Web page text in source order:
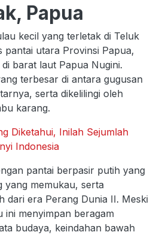
Papua
kecil yang terletak di Teluk
pantai utara Provinsi Papua,
barat laut Papua Nugini.
terbesar di antara gugusan
serta dikelilingi oleh
karang.
Diketahui, Inilah Sejumlah
Indonesia
pantai berpasir putih yang
yang memukau, serta
dari era Perang Dunia II. Meski
menyimpan beragam
budaya, keindahan bawah